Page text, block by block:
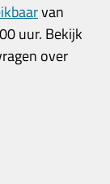
van
uur. Bekijk
over